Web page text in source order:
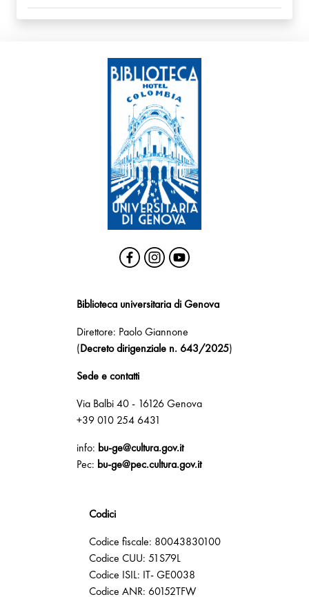
Biblioteca universitaria di Genova
Direttore: Paolo Giannone
(Decreto dirigenziale n. 643/2025)
Sede e contatti
Via Balbi 40 - 16126 Genova
+39 010 254 6431
info: bu-ge@cultura.gov.it
Pec: bu-ge@pec.cultura.gov.it
Codici
Codice fiscale: 80043830100
Codice CUU: 51S79L
Codice ISIL: IT- GE0038
Codice ANR: 60152TFW